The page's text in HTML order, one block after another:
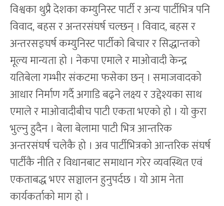
विश्वका थुप्रै देशका कम्युनिस्ट पार्टी र अन्य पार्टीभित्र पनि
विवाद, बहस र अन्तरसंघर्ष चल्छन् । विवाद, बहस र
अन्तरसङ्घर्ष कम्युनिस्ट पार्टीको बिचार र सिद्धान्तको
मूल्य मान्यता हो । नेकपा एमाले र माओवादी केन्द्र
यतिबेला गम्भीर संकटमा फसेका छन् । समाजवादको
आधार निर्माण गर्दै अगाडि बढ्ने लक्ष्य र उद्देश्यका साथ
एमाले र माओवादीबीच पाटी एकता भएको हो । यो कुरा
भुल्नु हुदैन । बेला बेलामा पाटी भित्र आन्तरिक
अन्तरसंघर्ष चलेकै हो । अव पार्टीभित्रको आन्तरिक संघर्ष
पार्टीकै नीति र विधानबाट समाधान गरेर व्यवस्थित एवं
एकताबद्ध भएर सञ्चालन हुनुपर्दछ । यो आम नेता
कार्यकर्ताको माग हो ।